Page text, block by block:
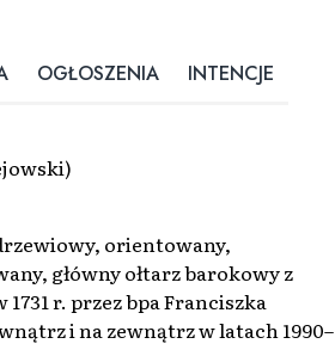
OGŁOSZENIA INTENCJE
orientowany,
główny ołtarz barokowy z
r. przez bpa Franciszka
i na zewnątrz w latach 1990–